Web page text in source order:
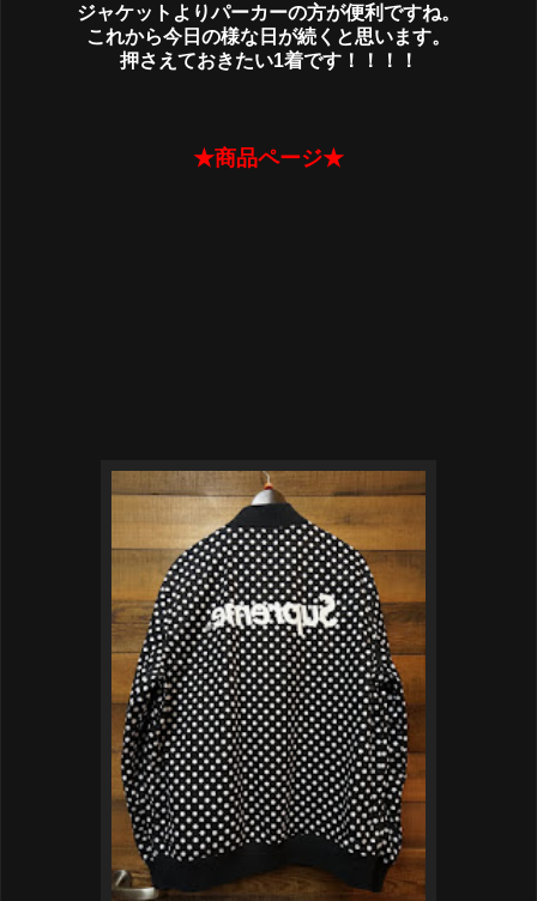
ジャケットよりパーカーの方が便利ですね。
これから今日の様な日が続くと思います。
押さえておきたい1着です！！！！
★商品ページ★